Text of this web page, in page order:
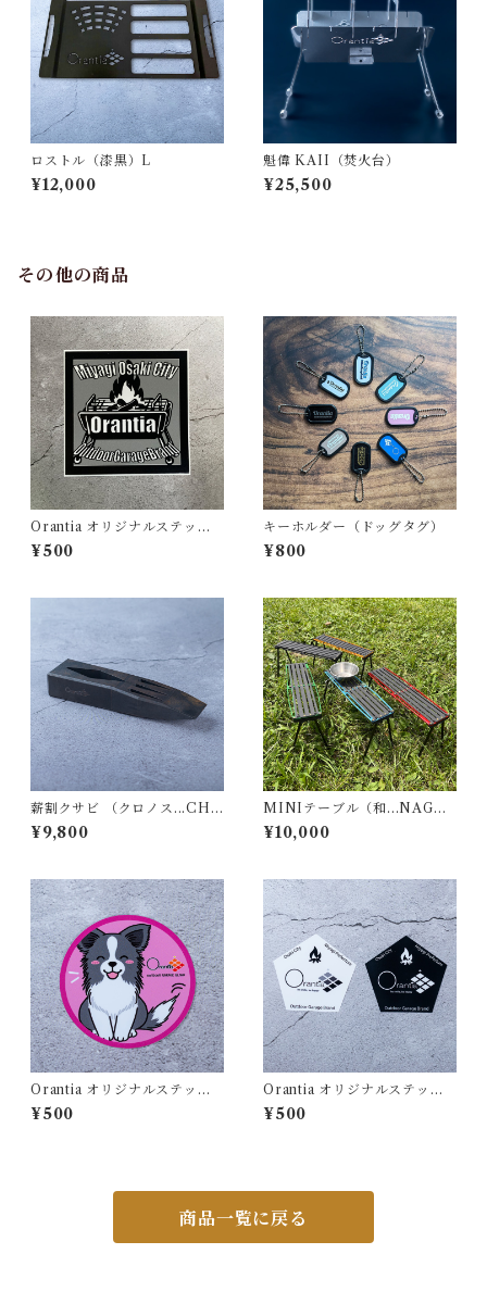
ロストル（漆黒）L
¥12,000
魁偉 KAII（焚火台）
¥25,500
その他の商品
Orantia オリジナルステッカ
ー：焚き火台
¥500
キーホルダー（ドッグタグ）
¥800
薪割クサビ （クロノス...CHR
ONUS） (本革専用ケース付属
です)
¥9,800
MINIテーブル（和...NAGO
MI）
¥10,000
Orantia オリジナルステッカ
ー：ドッグ
¥500
Orantia オリジナルステッカ
ー：ペンタゴン
¥500
商品一覧に戻る